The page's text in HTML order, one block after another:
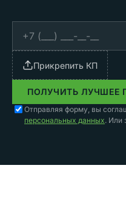
Прикрепить КП
ПОЛУЧИТЬ ЛУЧШЕЕ
Отправляя форму, вы
персональных данных. Или